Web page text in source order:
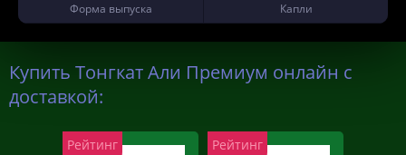
Форма выпуска
Капли
Купить Тонгкат Али Премиум онлайн с
доставкой:
Рейтинг Рейтинг